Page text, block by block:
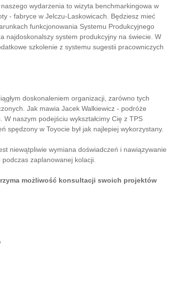
wydarzenia to wizyta benchmarkingowa w
- fabryce w Jelczu-Laskowicach. Będziesz mieć
funkcjonowania Systemu Produkcyjnego
najdoskonalszy system produkcyjny na świecie. W
szkolenie z systemu sugestii pracowniczych
doskonaleniem organizacji, zarówno tych
Jak mawia Jacek Walkiewicz - podróże
W naszym podejściu wykształcimy Cię z TPS
spędzony w Toyocie był jak najlepiej wykorzystany.
niewątpliwie wymiana doświadczeń i nawiązywanie
zaplanowanej kolacji.
możliwość konsultacji swoich projektów